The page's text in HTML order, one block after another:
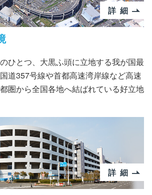
詳細
ひとつ、大黒ふ頭に立地する我が国最
道357号線や首都高速湾岸線など高速
圏から全国各地へ結ばれている好立地
詳細